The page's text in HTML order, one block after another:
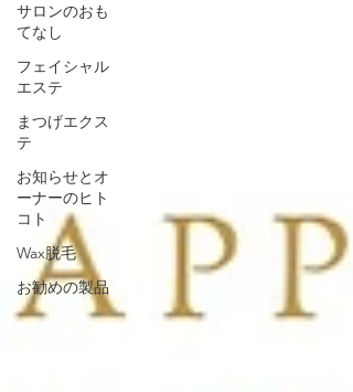
サロンのおも
てなし
フェイシャル
エステ
まつげエクス
テ
お知らせとオ
ーナーのヒト
コト
Wax脱毛
お勧めの製品